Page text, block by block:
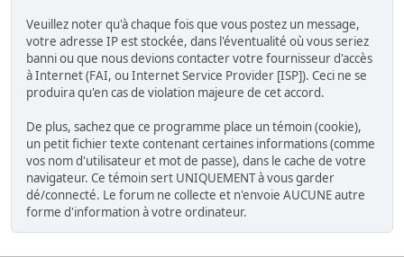
Veuillez noter qu'à chaque fois que vous postez un message,
votre adresse IP est stockée, dans l'éventualité où vous seriez
banni ou que nous devions contacter votre fournisseur d'accès
à Internet (FAI, ou Internet Service Provider [ISP]). Ceci ne se
produira qu'en cas de violation majeure de cet accord.
De plus, sachez que ce programme place un témoin (cookie),
un petit fichier texte contenant certaines informations (comme
vos nom d'utilisateur et mot de passe), dans le cache de votre
navigateur. Ce témoin sert UNIQUEMENT à vous garder
dé/connecté. Le forum ne collecte et n'envoie AUCUNE autre
forme d'information à votre ordinateur.